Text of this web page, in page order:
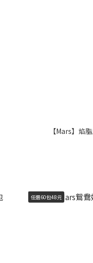
【Mars】焰
任選60包48元